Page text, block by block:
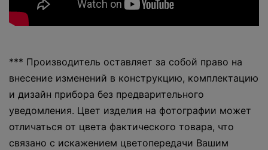
*** Производитель оставляет за собой право на
внесение изменений в конструкцию, комплектацию
и дизайн прибора без предварительного
уведомления. Цвет изделия на фотографии может
отличаться от цвета фактического товара, что
связано с искажением цветопередачи Вашим